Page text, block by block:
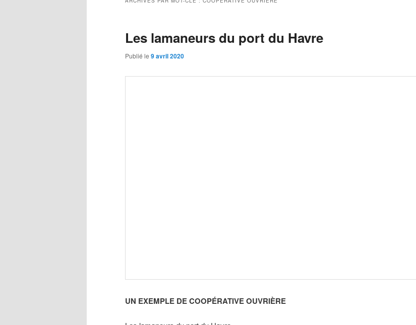
Les lamaneurs du port du Havre
Publié le 9 avril 2020
UN EXEMPLE DE COOPÉRATIVE OUVRIÈRE